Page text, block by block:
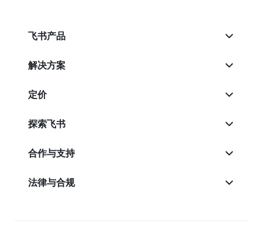
飞书产品
解决方案
定价
探索飞书
合作与支持
法律与合规